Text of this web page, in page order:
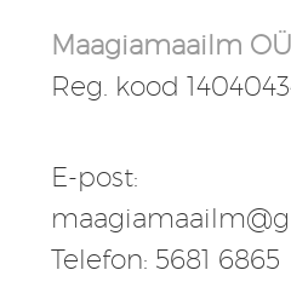
Maagiamaailm OÜ
Reg. kood
E-post:
Telefon: 5681 6865